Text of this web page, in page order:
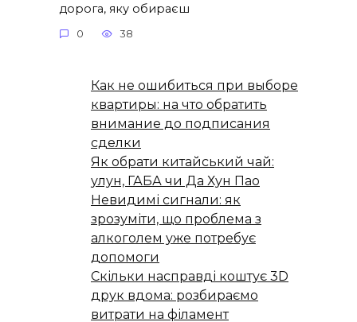
дорога, яку обираєш
0 38
Как не ошибиться при выборе
квартиры: на что обратить
внимание до подписания
сделки
Як обрати китайський чай:
улун, ГАБА чи Да Хун Пао
Невидимі сигнали: як
зрозуміти, що проблема з
алкоголем уже потребує
допомоги
Скільки насправді коштує 3D
друк вдома: розбираємо
витрати на філамент